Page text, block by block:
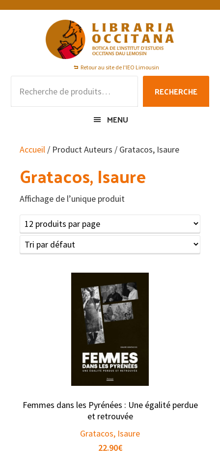
Passer
Passer
Passer
Retour au site de l'IEO Limousin
pour :
RECHERCHE
MENU
Accueil / Product Auteurs / Gratacos, Isaure
Gratacos, Isaure
Affichage de l’unique produit
Femmes dans les Pyrénées : Une égalité perdue
et retrouvée
Gratacos, Isaure
22.90€